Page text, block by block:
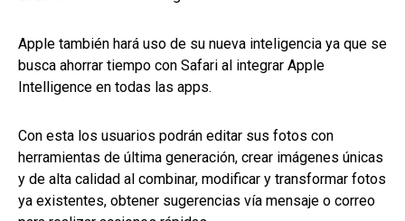
Apple también hará uso de su nueva inteligencia ya que se
busca ahorrar tiempo con Safari al integrar Apple
Intelligence en todas las apps.
Con esta los usuarios podrán editar sus fotos con
herramientas de última generación, crear imágenes únicas
y de alta calidad al combinar, modificar y transformar fotos
ya existentes, obtener sugerencias vía mensaje o correo